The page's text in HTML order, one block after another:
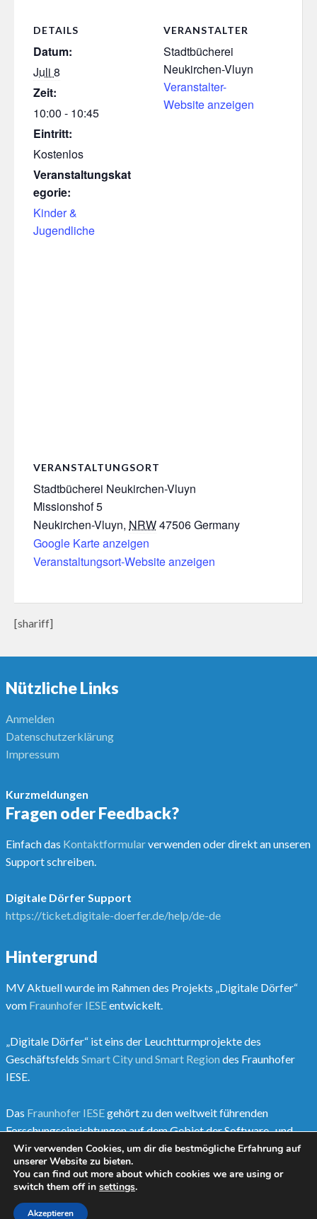
DETAILS
Datum:
Juli 8
Zeit:
10:00 - 10:45
Eintritt:
Kostenlos
Veranstaltungskat
egorie:
Kinder &
Jugendliche
VERANSTALTER
Stadtbücherei
Neukirchen-Vluyn
Veranstalter-
Website anzeigen
VERANSTALTUNGSORT
Stadtbücherei Neukirchen-Vluyn
Missionshof 5
Neukirchen-Vluyn, NRW47506Germany
Google Karte anzeigen
Veranstaltungsort-Website anzeigen
[shariff]
Nützliche Links
Anmelden
Datenschutzerklärung
Impressum
Kurzmeldungen
Fragen oder Feedback?
Einfach das Kontaktformularverwenden oder direkt an unseren
Support schreiben.
Digitale Dörfer Support
https://ticket.digitale-doerfer.de/help/de-de
Hintergrund
MV Aktuell wurde im Rahmen des Projekts „Digitale Dörfer“
vom Fraunhofer IESEentwickelt.
„Digitale Dörfer“ ist eins der Leuchtturmprojekte des
Geschäftsfelds Smart City und Smart Region des Fraunhofer
IESE.
Das Fraunhofer IESEgehört zu den weltweit führenden
Forschungseinrichtungen auf dem Gebiet der Software- und
Systementwicklungsmethoden.
Mehr unterwww.digitale-doerfer.de
Wir verwenden Cookies, um dir die bestmögliche Erfahrung auf
unserer Website zu bieten.
You can find out more about which cookies we are using or
switch them off in settings.
Akzeptieren